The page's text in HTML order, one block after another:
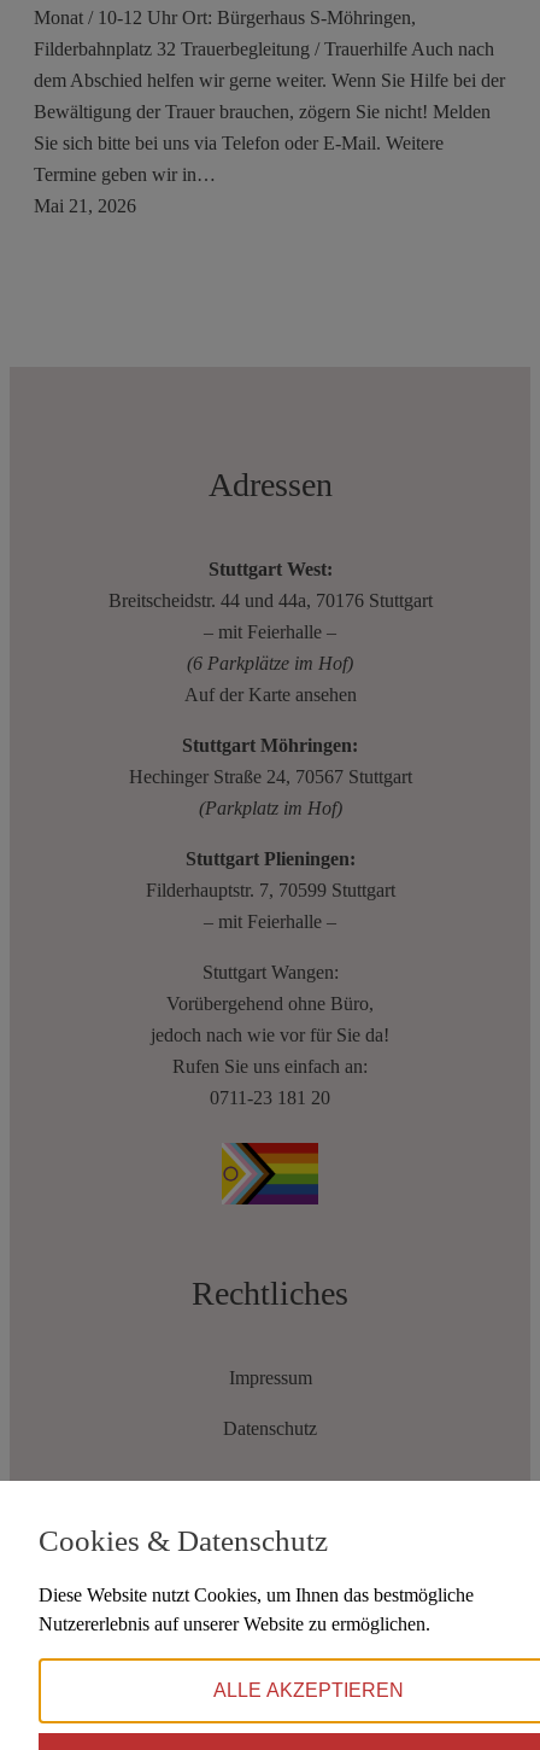
Monat / 10-12 Uhr Ort: Bürgerhaus S-Möhringen,
Filderbahnplatz 32 Trauerbegleitung / Trauerhilfe Auch nach
dem Abschied helfen wir gerne weiter. Wenn Sie Hilfe bei der
Bewältigung der Trauer brauchen, zögern Sie nicht! Melden
Sie sich bitte bei uns via Telefon oder E-Mail. Weitere
Termine geben wir in…
Mai 21, 2026
Adressen
Stuttgart West:
Breitscheidstr. 44 und 44a, 70176 Stuttgart
– mit Feierhalle –
(6 Parkplätze im Hof)
Auf der Karte ansehen
Stuttgart Möhringen:
Hechinger Straße 24, 70567 Stuttgart
(Parkplatz im Hof)
Stuttgart Plieningen:
Filderhauptstr. 7, 70599 Stuttgart
– mit Feierhalle –
Stuttgart Wangen:
Vorübergehend ohne Büro,
jedoch nach wie vor für Sie da!
Rufen Sie uns einfach an:
0711-23 181 20
Rechtliches
Impressum
Datenschutz
Auswahl
Linklisten
Cookies & Datenschutz
Diese Website nutzt Cookies, um Ihnen das bestmögliche
Nutzererlebnis auf unserer Website zu ermöglichen.
ALLE AKZEPTIEREN